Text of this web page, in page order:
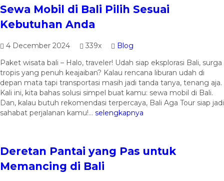
Sewa Mobil di Bali Pilih Sesuai
Kebutuhan Anda
4 December 2024 339x
Blog
Paket wisata bali – Halo, traveler! Udah siap eksplorasi Bali, surga
tropis yang penuh keajaiban? Kalau rencana liburan udah di
depan mata tapi transportasi masih jadi tanda tanya, tenang aja.
Kali ini, kita bahas solusi simpel buat kamu: sewa mobil di Bali.
Dan, kalau butuh rekomendasi terpercaya, Bali Aga Tour siap jadi
sahabat perjalanan kamu!... selengkapnya
Deretan Pantai yang Pas untuk
Memancing di Bali